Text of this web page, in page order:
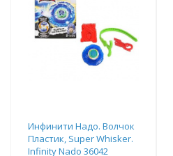
Инфинити Надо. Волчок
Пластик, Super Whisker.
Infinity Nado 36042